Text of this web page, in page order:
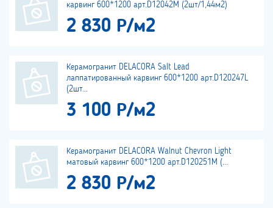
карвинг 600*1200 арт.D12042M (2шт/1,44м2)
2 830 Р/м2
Керамогранит DELACORA Salt Lead
лаппатированный карвинг 600*1200 арт.D120247L
(2шт...
3 100 Р/м2
Керамогранит DELACORA Walnut Chevron Light
матовый карвинг 600*1200 арт.D120251M (...
2 830 Р/м2